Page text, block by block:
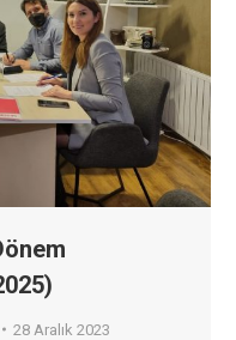
28 Aralık 2023